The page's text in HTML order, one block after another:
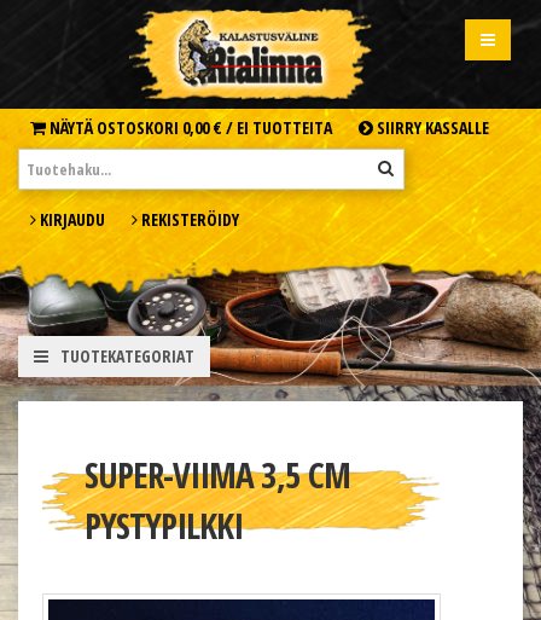
NÄYTÄ OSTOSKORI 0,00 € / EI TUOTTEITA SIIRRY KASSALLE
KIRJAUDU REKISTERÖIDY
TUOTEKATEGORIAT
SUPER-VIIMA 3,5 CM
PYSTYPILKKI